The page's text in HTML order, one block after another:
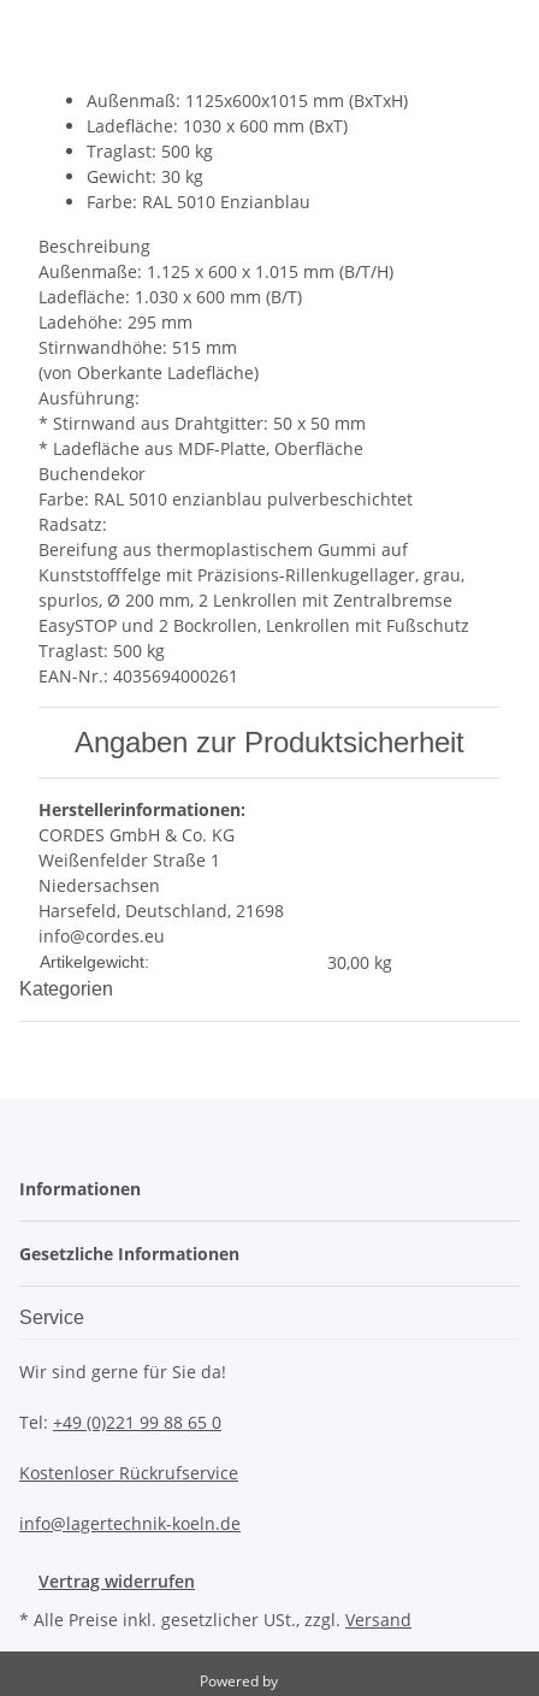
Außenmaß: 1125x600x1015 mm (BxTxH)
Ladefläche: 1030 x 600 mm (BxT)
Traglast: 500 kg
Gewicht: 30 kg
Farbe: RAL 5010 Enzianblau
Beschreibung
Außenmaße: 1.125 x 600 x 1.015 mm (B/T/H)
Ladefläche: 1.030 x 600 mm (B/T)
Ladehöhe: 295 mm
Stirnwandhöhe: 515 mm
(von Oberkante Ladefläche)
Ausführung:
* Stirnwand aus Drahtgitter: 50 x 50 mm
* Ladefläche aus MDF-Platte, Oberfläche
Buchendekor
Farbe: RAL 5010 enzianblau pulverbeschichtet
Radsatz:
Bereifung aus thermoplastischem Gummi auf
Kunststofffelge mit Präzisions-Rillenkugellager, grau,
spurlos, Ø 200 mm, 2 Lenkrollen mit Zentralbremse
EasySTOP und 2 Bockrollen, Lenkrollen mit Fußschutz
Traglast: 500 kg
EAN-Nr.: 4035694000261
Angaben zur Produktsicherheit
Herstellerinformationen:
CORDES GmbH & Co. KG
Weißenfelder Straße 1
Niedersachsen
Harsefeld, Deutschland, 21698
info@cordes.eu
Produkteigenschaft
Wert
Artikelgewicht: 30,00 kg
Kategorien
Informationen
Gesetzliche Informationen
Service
Wir sind gerne für Sie da!
Tel: +49 (0)221 99 88 65 0
Kostenloser Rückrufservice
info@lagertechnik-koeln.de
Vertrag widerrufen
* Alle Preise inkl. gesetzlicher USt., zzgl. Versand
Powered by